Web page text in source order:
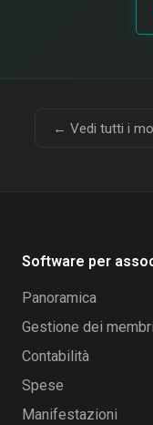
← Vedi tutti i
Software per
Panoramica
Gestione dei membri
Contabilità
Spese
Manifestazioni